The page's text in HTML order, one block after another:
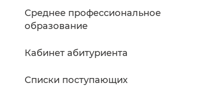
Среднее профессиональное
образование
Кабинет абитуриента
Списки поступающих